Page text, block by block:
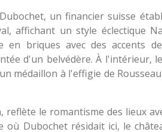
un financier suisse
affichant un style éclectique
en briques avec des accents
d'un belvédère. À l'intérieur,
médaillon à l'effigie de
le romantisme des lieux
où Dubochet résidait ici, le